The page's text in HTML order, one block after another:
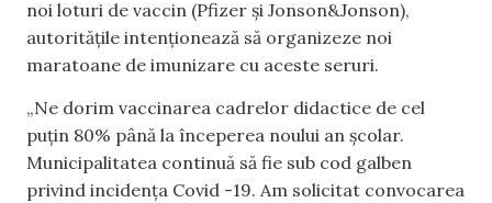
noi loturi de vaccin (Pfizer și Jonson&Jonson),
autoritățile intenționează să organizeze noi
maratoane de imunizare cu aceste seruri.
„Ne dorim vaccinarea cadrelor didactice de cel
puțin 80% până la începerea noului an școlar.
Municipalitatea continuă să fie sub cod galben
privind incidența Covid -19. Am solicitat convocarea